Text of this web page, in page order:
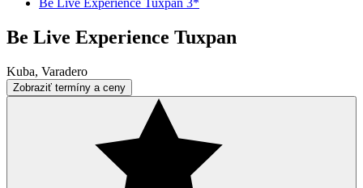
Be Live Experience Tuxpan 3*
Be Live Experience Tuxpan
Kuba, Varadero
Zobraziť termíny a ceny